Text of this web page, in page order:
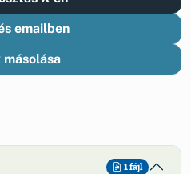
emailben
másolása
1 fájl